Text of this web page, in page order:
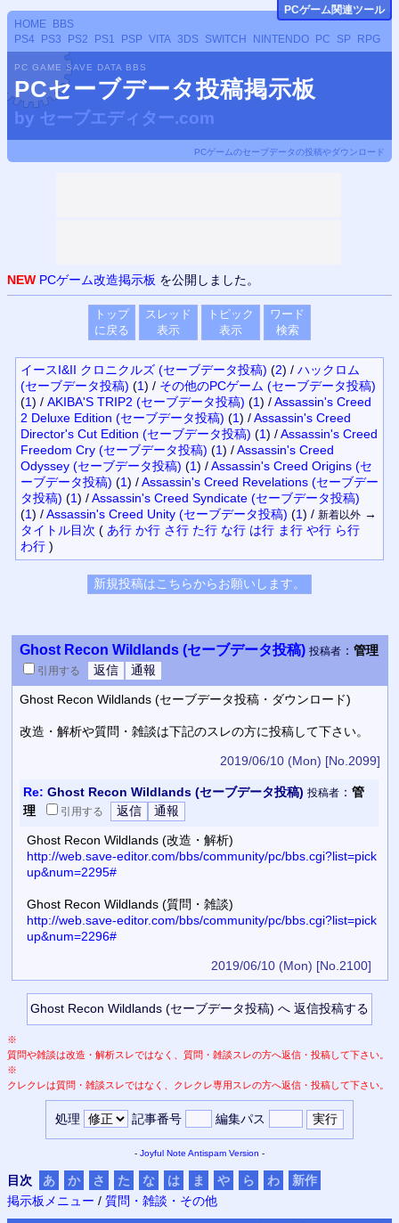
HOME
BBS
PS4
PS3 PS2 PS1 PSP VITA 3DS SWITCH NINTENDO PC SP RPG
PC GAME SAVE DATA BBS
PCセーブデータ投稿掲示板
by セーブエディター.com
PCゲームのセーブデータの投稿やダウンロード
NEW PCゲーム改造掲示板 を公開しました。
トップ
に戻る
スレッド
表示
トピック
表示
ワード
検索
イースI&II クロニクルズ (セーブデータ投稿) (2) / ハックロム
(セーブデータ投稿) (1) / その他のPCゲーム (セーブデータ投稿)
(1) / AKIBA'S TRIP2 (セーブデータ投稿) (1) /Assassin's Creed
2 Deluxe Edition (セーブデータ投稿) (1) /Assassin's Creed
Director's Cut Edition (セーブデータ投稿) (1) /Assassin's Creed
Freedom Cry (セーブデータ投稿) (1) /Assassin's Creed
Odyssey (セーブデータ投稿) (1) /Assassin's Creed Origins (セ
ーブデータ投稿) (1) /Assassin's Creed Revelations (セーブデー
タ投稿) (1) /Assassin's Creed Syndicate (セーブデータ投稿)
(1) /Assassin's Creed Unity (セーブデータ投稿) (1) / 新着以外 →
タイトル目次 ( あ行 か行 さ行 た行 な行 は行 ま行 や行 ら行
わ行 )
Ghost Recon Wildlands (セーブデータ投稿) 投稿者： 管理
引用する
Ghost Recon Wildlands (セーブデータ投稿・ダウンロード)
改造・解析や質問・雑談は下記のスレの方に投稿して下さい。
2019/06/10 (Mon) [No.2099]
Re: Ghost Recon Wildlands (セーブデータ投稿) 投稿者： 管
理
引用する
Ghost Recon Wildlands (改造・解析)
http://web.save-editor.com/bbs/community/pc/bbs.cgi?list=pick
up&num=2295#
Ghost Recon Wildlands (質問・雑談)
http://web.save-editor.com/bbs/community/pc/bbs.cgi?list=pick
up&num=2296#
2019/06/10 (Mon) [No.2100]
※
質問や雑談は改造・解析スレではなく、質問・雑談スレの方へ返信・投稿して下さい。
※
クレクレは質問・雑談スレではなく、クレクレ専用スレの方へ返信・投稿して下さい。
処理 記事番号 編集パス
- Joyful Note Antispam Version -
目次 あ か さ た な は ま や ら わ
新作
掲示板メニュー / 質問・雑談・その他
PCゲーム関連ツール